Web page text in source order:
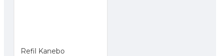
Refil Kanebo